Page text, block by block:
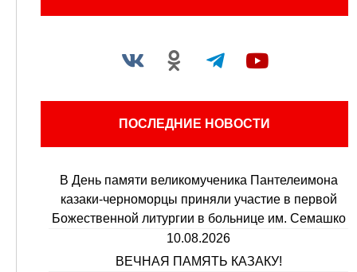
ПОСЛЕДНИЕ НОВОСТИ
В День памяти великомученика Пантелеимона
казаки-черноморцы приняли участие в первой
Божественной литургии в больнице им. Семашко
10.08.2026
ВЕЧНАЯ ПАМЯТЬ КАЗАКУ!